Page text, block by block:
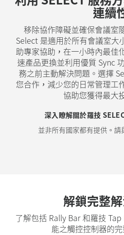
連續
移除協作障礙並確保會議室
Select 是適用於所有會議室大
助專家協助，在一小時內最佳
速產品更換並利用優質 Sync
務之前主動解決問題。選擇
您合作，減少您的日常管理工
協助您獲得最大
深入瞭解關於羅技
並非所有國家都有提供。請
解鎖完整
了解包括 Rally Bar 和羅技
能之觸控控制器的